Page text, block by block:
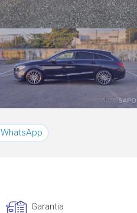
WhatsApp
Garantia